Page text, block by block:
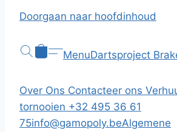
Doorgaan naar hoofdinhoud
MenuDartsproject
Over Ons Contacteer ons
tornooien +32 495 36 61
75info@gamopoly.beAlgemene